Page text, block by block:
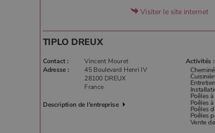
Visiter le site internet
TIPLO DREUX
Contact : Vincent Mouret
Adresse : 45 Boulevard Henri IV
28100 DREUX
France
Description de l'entreprise
Activités :